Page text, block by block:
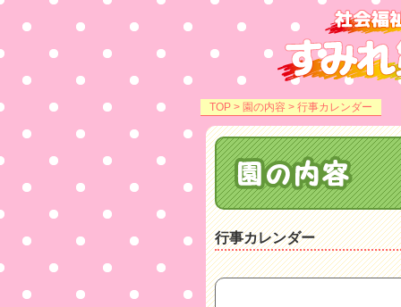
TOP > 園の内容 > 行事カレンダー
行事カレンダー